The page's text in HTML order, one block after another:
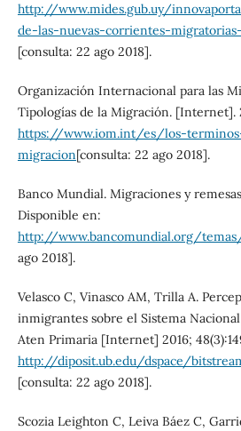
http://www.mides.gub.uy/
de-las-nuevas-corrientes-
[consulta: 22 ago 2018].
Organización Internacional para las
Tipologías de la Migración. [Internet].
https://www.iom.int/es/los-
migracion[consulta: 22 ago 2018].
Banco Mundial. Migraciones y
Disponible en:
http://www.bancomundial.org/
ago 2018].
Velasco C, Vinasco AM, Trilla A.
inmigrantes sobre el Sistema
Aten Primaria [Internet] 2016;
http://diposit.ub.edu/dspace/
[consulta: 22 ago 2018].
Scozia Leighton C, Leiva Báez C,